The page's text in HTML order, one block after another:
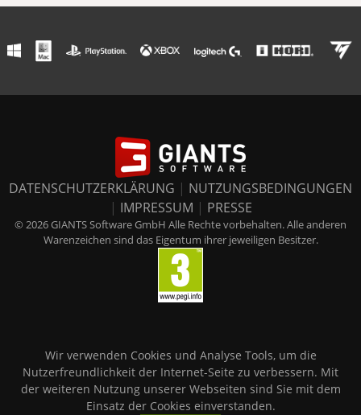
DATENSCHUTZERKLÄRUNG | NUTZUNGSBEDINGUNGEN
| IMPRESSUM | PRESSE
© 2026 GIANTS Software GmbH Alle Rechte vorbehalten. Alle anderen
Warenzeichen sind das Eigentum ihrer jeweiligen Besitzer.
Wir verwenden Cookies und Analyse Tools, um die
Nutzerfreundlichkeit der Internet-Seite zu verbessern. Mit
der weiteren Nutzung unserer Webseiten sind Sie mit dem
Einsatz der Cookies einverstanden.